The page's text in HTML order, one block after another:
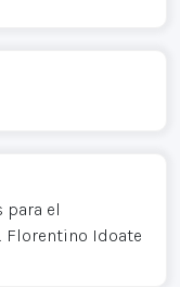
para el
Florentino Idoate